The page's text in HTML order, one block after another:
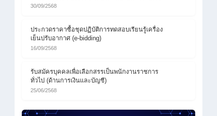
30/09/2568
ประกวดราคาซื้อชุดปฏิบัติการทดสอบเรียนรู้เครื่อง
เย็นปรับอากาศ (e-bidding)
16/09/2568
รับสมัครบุคคลเพื่อเลือกสรรเป็นพนักงานราชการ
ทั่วไป (ด้านการเงินและบัญชี)
25/06/2568